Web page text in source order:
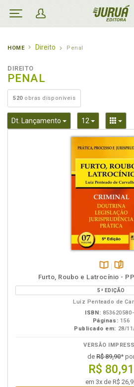
HOME Direito Penal
DIREITO
PENAL
520obras disponíveis
Dt. Lançamento Toggle Dropdown
12 Toggle
Disponível
na
B.V.
Furto, Roubo e Latrocínio -
5ª EDIÇÃO
Luiz Penteado de
ISBN:
Páginas: 156
Publicado em: 28/
VERSÃO
de R$ 89,90*
R$ 80,91
em 3x de R$